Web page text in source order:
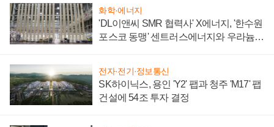
화학·에너지
'DL이앤씨 SMR 협력사' X에너지, '한수원
포스코 동맹' 센트러스에너지와 우라늄
전자·전기·정보통신
SK하이닉스, 용인 'Y2' 팹과 청주 'M17' 팹
건설에 54조 투자 결정